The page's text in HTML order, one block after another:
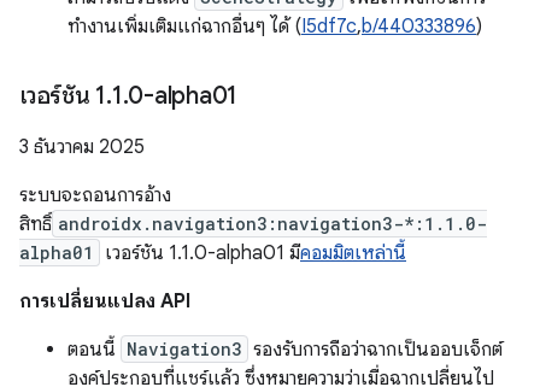
ทำงานเพิ่มเติมแก่ฉากอื่นๆ ได้ (I5df7c,b/440333896)
เวอร์ชัน 1.1.0-alpha01
3 ธันวาคม 2025
ระบบจะถอนการอ้าง
สิทธิ์ androidx.navigation3:navigation3-*:1.1.0-
alpha01
เวอร์ชัน 1.1.0-alpha01 มีคอมมิตเหล่านี้
การเปลี่ยนแปลง API
ตอนนี้ Navigation3 รองรับการถือว่าฉากเป็นออบเจ็กต์
องค์ประกอบที่แชร์แล้ว ซึ่งหมายความว่าเมื่อฉากเปลี่ยนไป